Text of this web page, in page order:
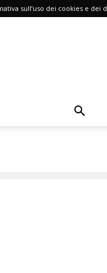
sull’uso dei cookies e dei